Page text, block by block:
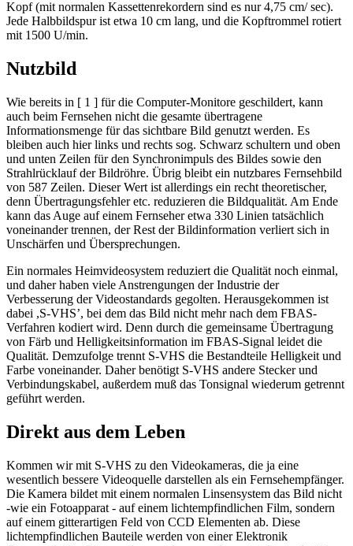
Kopf (mit normalen Kassettenrekordern sind es nur 4,75 cm/ sec).
Jede Halbbildspur ist etwa 10 cm lang, und die Kopftrommel rotiert
mit 1500 U/min.
Nutzbild
Wie bereits in [ 1 ] für die Computer-Monitore geschildert, kann
auch beim Fernsehen nicht die gesamte übertragene
Informationsmenge für das sichtbare Bild genutzt werden. Es
bleiben auch hier links und rechts sog. Schwarz schultern und oben
und unten Zeilen für den Synchronimpuls des Bildes sowie den
Strahlrücklauf der Bildröhre. Übrig bleibt ein nutzbares Fernsehbild
von 587 Zeilen. Dieser Wert ist allerdings ein recht theoretischer,
denn Übertragungsfehler etc. reduzieren die Bildqualität. Am Ende
kann das Auge auf einem Fernseher etwa 330 Linien tatsächlich
voneinander trennen, der Rest der Bildinformation verliert sich in
Unschärfen und Übersprechungen.
Ein normales Heimvideosystem reduziert die Qualität noch einmal,
und daher haben viele Anstrengungen der Industrie der
Verbesserung der Videostandards gegolten. Herausgekommen ist
dabei ,S-VHS’, bei dem das Bild nicht mehr nach dem FBAS-
Verfahren kodiert wird. Denn durch die gemeinsame Übertragung
von Färb und Helligkeitsinformation im FBAS-Signal leidet die
Qualität. Demzufolge trennt S-VHS die Bestandteile Helligkeit und
Farbe voneinander. Daher benötigt S-VHS andere Stecker und
Verbindungskabel, außerdem muß das Tonsignal wiederum getrennt
geführt werden.
Direkt aus dem Leben
Kommen wir mit S-VHS zu den Videokameras, die ja eine
wesentlich bessere Videoquelle darstellen als ein Fernsehempfänger.
Die Kamera bildet mit einem normalen Linsensystem das Bild nicht
-wie ein Fotoapparat - auf einem lichtempfindlichen Film, sondern
auf einem gitterartigen Feld von CCD Elementen ab. Diese
lichtempfindlichen Bauteile werden von einer Elektronik